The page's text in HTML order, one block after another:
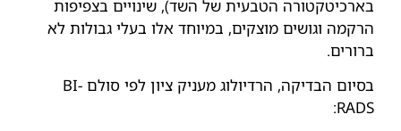
בארכיטקטורה הטבעית של השד), שינויים בצפיפות
הרקמה וגושים מוצקים, במיוחד אלו בעלי גבולות לא
ברורים.
בסיום הבדיקה, הרדיולוג מעניק ציון לפי סולם BI-
RADS: